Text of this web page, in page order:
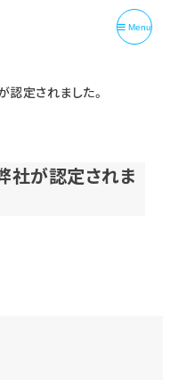
Menu
定されました。
社が認定されま